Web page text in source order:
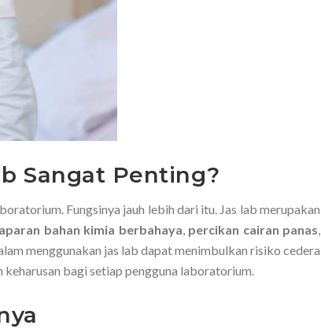
Sangat Penting?
Fungsinya jauh lebih dari itu. Jas lab merupakan
bahan kimia berbahaya, percikan cairan panas,
menggunakan jas lab dapat menimbulkan risiko cedera
keharusan bagi setiap pengguna laboratorium.